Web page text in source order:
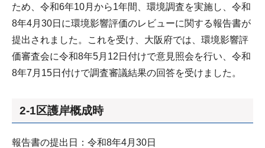
ため、令和6年10月から1年間、環境調査を実施し、令和
8年4月30日に環境影響評価のレビューに関する報告書が
提出されました。これを受け、大阪府では、環境影響評
価審査会に令和8年5月12日付けで意見照会を行い、令和
8年7月15日付けで調査審議結果の回答を受けました。
2-1区護岸概成時
報告書の提出日：令和8年4月30日